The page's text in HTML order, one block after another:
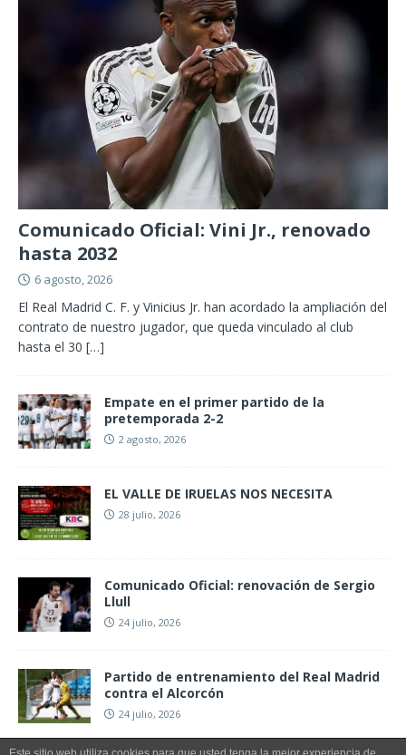
Comunicado Oficial: Vini Jr., renovado
hasta 2032
6 agosto, 2026
El Real Madrid C. F. y Vinicius Jr. han acordado la ampliación del
contrato de nuestro jugador, que queda vinculado al club
hasta el 30 […]
Empate en el primer partido de la
pretemporada 2-2
2 agosto, 2026
EL VALLE DE IRUELAS NOS NECESITA
28 julio, 2026
Comunicado Oficial: renovación de Sergio
Llull
24 julio, 2026
Partido de entrenamiento del Real Madrid
contra el Alcorcón
24 julio, 2026